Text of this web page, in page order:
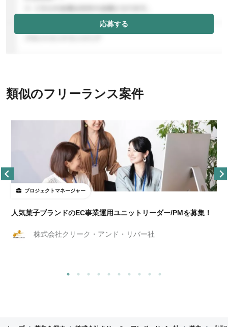
応募する
類似のフリーランス案件
プロジェクトマネージャー
人気菓子ブランドのEC事業運用ユニットリーダー/PMを募集！
株式会社クリーク・アンド・リバー社